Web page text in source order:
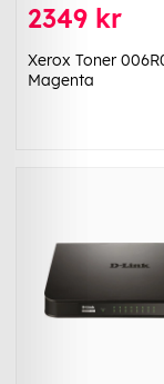
2349 kr
Xerox Toner
Magenta